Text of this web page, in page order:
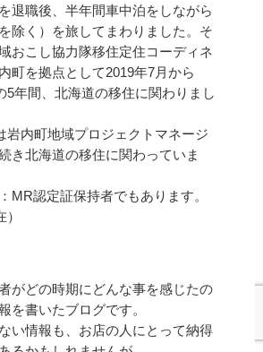
退職後、半年間車中泊をしながら
除く）を旅してまわりました。そ
おこし協力隊移住定住コーディネ
町を拠点として2019年7月から
5年間、北海道の移住に関わりまし
岩内町地域プロジェクトマネージ
き北海道の移住に関わっていま
MR認定証保持者でもあります。
がどの時期にどんな事を感じたの
を書いたブログです。
い情報も、お店の人にとって納得